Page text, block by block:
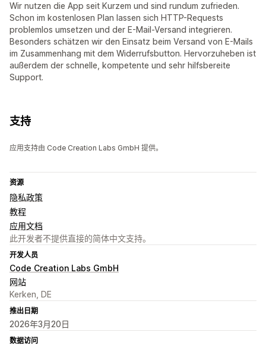
Wir nutzen die App seit Kurzem und sind rundum zufrieden.
Schon im kostenlosen Plan lassen sich HTTP-Requests
problemlos umsetzen und der E-Mail-Versand integrieren.
Besonders schätzen wir den Einsatz beim Versand von E-Mails
im Zusammenhang mit dem Widerrufsbutton. Hervorzuheben ist
außerdem der schnelle, kompetente und sehr hilfsbereite
Support.
支持
应用支持由 Code Creation Labs GmbH 提供。
资源
隐私政策
教程
应用文档
此开发者不提供直接的简体中文支持。
开发人员
Code Creation Labs GmbH
网站
Kerken, DE
推出日期
2026年3月20日
数据访问